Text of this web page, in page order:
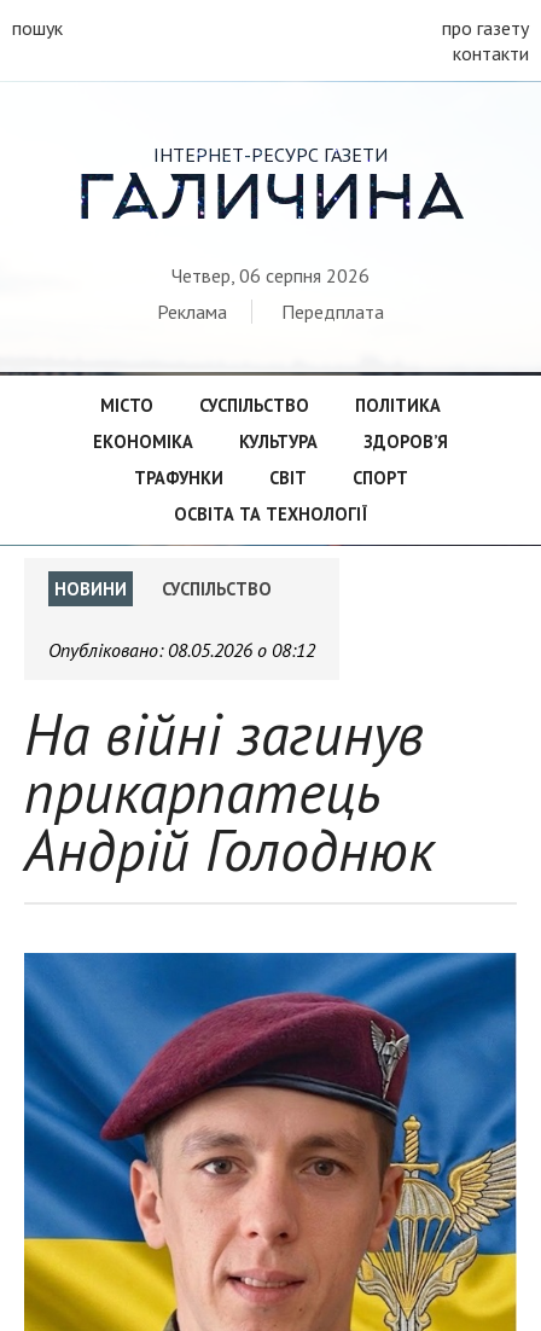
пошук
про газету
контакти
ІНТЕРНЕТ-РЕСУРС ГАЗЕТИ
ГАЛИЧИНА
Четвер, 06 серпня 2026
Реклама
Передплата
МІСТО СУСПІЛЬСТВО
ПОЛІТИКА
ЕКОНОМІКА
КУЛЬТУРА
ЗДОРОВ’Я
ТРАФУНКИ
СВІТ
СПОРТ
ОСВІТА ТА ТЕХНОЛОГІЇ
НОВИНИ СУСПІЛЬСТВО
Опубліковано: 08.05.2026 о 08:12
На війні загинув
прикарпатець
Андрій Голоднюк